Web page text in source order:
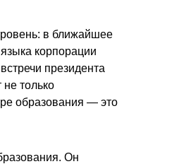
в ближайшее
корпорации
президента
не только
образования — это
Он